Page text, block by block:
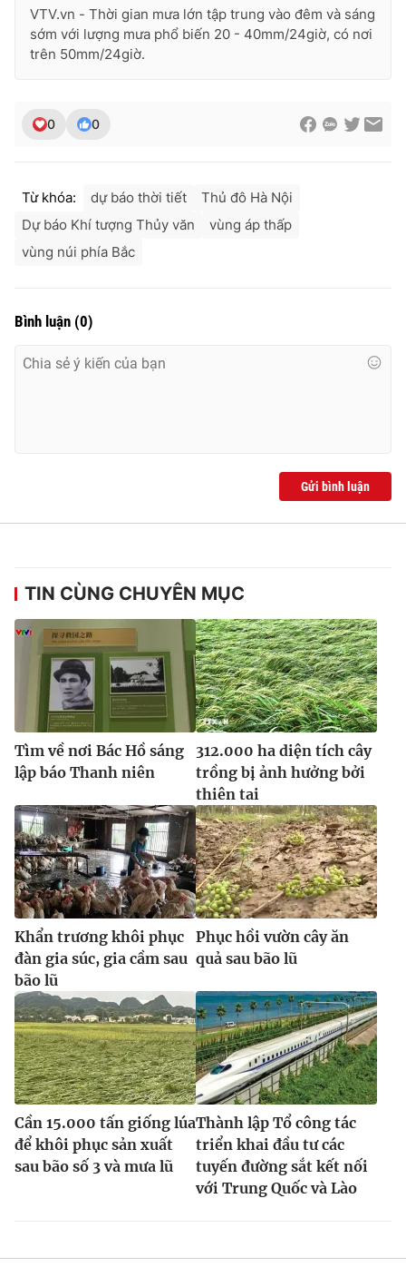
Cơ quan chủ quản:Đài Truyền hình Việt Nam
Cơ quan báo chí:Thời báo VTV
Tổng Biên tập:
Nguyễn Trọng Ninh
® Cấm sao chép dưới mọi hình thức nếu không có sự chấp
thuận bằng văn bản. Ghi rõ nguồn VTV.vn khi phát hành lại
thông tin từ website này.
VTV.vn - Thời gian mưa lớn tập trung vào đêm và sáng
sớm với lượng mưa phổ biến 20 - 40mm/24giờ, có nơi
trên 50mm/24giờ.
0 0
Từ khóa: dự báo thời tiết
Thủ đô Hà Nội
Dự báo Khí tượng Thủy văn
vùng áp thấp
vùng núi phía Bắc
Bình luận (0)
Gửi bình luận
TIN CÙNG CHUYÊN MỤC
Tìm về nơi Bác Hồ sáng
lập báo Thanh niên
312.000 ha diện tích cây
trồng bị ảnh hưởng bởi
thiên tai
Khẩn trương khôi phục
đàn gia súc, gia cầm sau
bão lũ
Phục hồi vườn cây ăn
quả sau bão lũ
Cần 15.000 tấn giống lúa
để khôi phục sản xuất
sau bão số 3 và mưa lũ
Thành lập Tổ công tác
triển khai đầu tư các
tuyến đường sắt kết nối
với Trung Quốc và Lào